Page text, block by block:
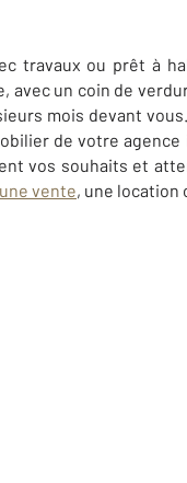
travaux ou prêt à
un coin de
mois devant
de votre agence
vos souhaits et
une vente, une location